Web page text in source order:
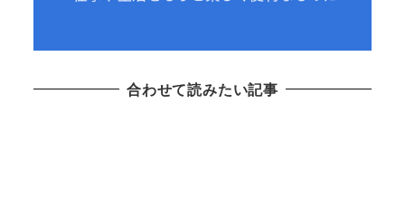
合わせて読みたい記事